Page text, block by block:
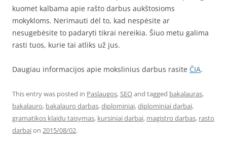
kuomet kalbama apie rašto darbus aukštosioms
mokykloms. Nerimauti dėl to, kad nespėsite ar
nesugebėsite to padaryti tikrai nereikia. Šiuo metu galima
rasti tuos, kurie tai atliks už jus.
Daugiau informacijos apie mokslinius darbus rasite ČIA.
This entry was posted in Paslaugos,SEOand tagged bakalauras,
bakalauro, bakalauro darbas,diplominiai,diplominiai darbai,
gramatikos klaidu taisymas, kursiniai darbai, magistro darbas, rasto
darbaion 2015/08/02.